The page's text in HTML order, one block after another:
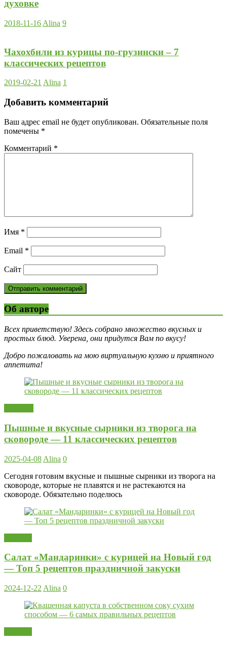
духовке
2018-11-16 Alina 9
Чахохбили из курицы по-грузински – 7
классических рецептов
2019-02-21 Alina 1
Добавить комментарий
Ваш адрес email не будет опубликован. Обязательные поля
помечены *
Комментарий *
Имя *
Email *
Сайт
Об авторе
Всех приветствую! Здесь собрано множество вкусных и
простых блюд. Уверена, они придутся Вам по вкусу!
Добро пожаловать на мою виртуальную кухню и приятного
аппетита!
Пышные и вкусные сырники из творога на
сковороде — 11 классических рецептов
2025-04-08 Alina 0
Сегодня готовим вкусные и пышные сырники из творога на
сковороде, которые не плавятся и не растекаются на
сковороде. Обязательно поделюсь
Салат «Мандаринки» с курицей на Новый год
— Топ 5 рецептов праздничной закуски
2024-12-22 Alina 0